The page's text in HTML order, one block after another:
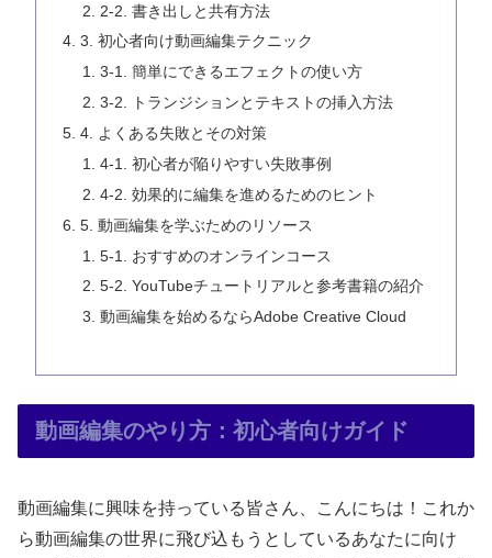
2-2. 書き出しと共有方法
3. 初心者向け動画編集テクニック
3-1. 簡単にできるエフェクトの使い方
3-2. トランジションとテキストの挿入方法
4. よくある失敗とその対策
4-1. 初心者が陥りやすい失敗事例
4-2. 効果的に編集を進めるためのヒント
5. 動画編集を学ぶためのリソース
5-1. おすすめのオンラインコース
5-2. YouTubeチュートリアルと参考書籍の紹介
動画編集を始めるならAdobe Creative Cloud
動画編集のやり方：初心者向けガイド
動画編集に興味を持っている皆さん、こんにちは！これか
ら動画編集の世界に飛び込もうとしているあなたに向け